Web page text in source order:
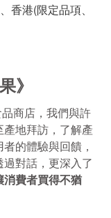
香港(限定品項、
》
商店，我們與許
地拜訪，了解產
的體驗與回饋，
對話，更深入了
消費者買得不猶